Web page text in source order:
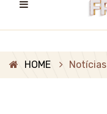
HOME Notícias